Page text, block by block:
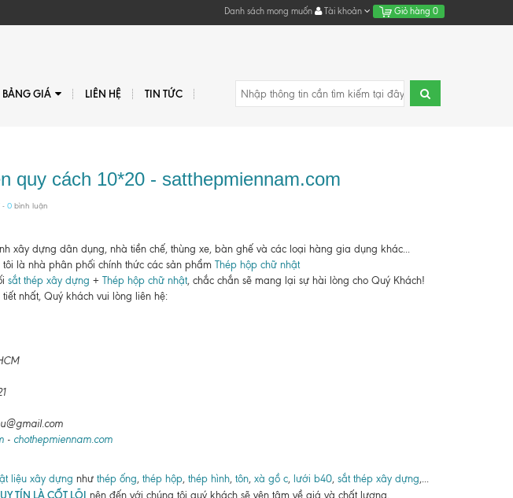
Danh sách mong muốn Tài khoản Giỏ hàng 0
BẢNG GIÁ LIÊN HỆ TIN TỨC
quy cách 10*20 - satthepmiennam.com
- 0bình luận
xây dựng dân dụng, nhà tiền chế, thùng xe, bàn ghế và các loại hàng gia dụng khác...
là nhà phân phối chính thức các sản phẩm Thép hộp chữ nhật
sắt thép xây dựng +Thép hộp chữ nhật, chắc chắn sẽ mang lại sự hài lòng cho Quý Khách!
nhất, Quý khách vui lòng liên hệ:
- chothepmiennam.com
liệu xây dựng như thép ống, thép hộp, thép hình, tôn, xà gồ c, lưới b40, sắt thép xây dựng,...
UY TÍN LÀ CỐT LÕI nên đến với chúng tôi quý khách sẽ yên tâm về giá và chất lượng.